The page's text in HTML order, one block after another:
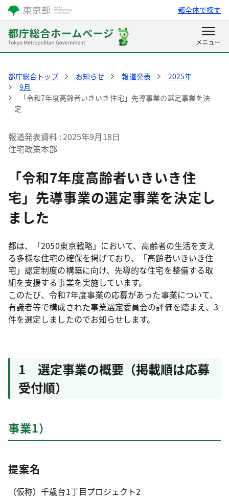
都全体で探す
都庁総合トップ お知らせ 報道発表
2025年
9月
「令和7年度高齢者いきいき住宅」先導事業の選定事業を決
定
報道発表資料 2025年9月18日
住宅政策本部
「令和7年度高齢者いきいき住
宅」先導事業の選定事業を決定し
ました
都は、「2050東京戦略」において、高齢者の生活を支え
る多様な住宅の確保を掲げており、「高齢者いきいき住
宅」認定制度の構築に向け、先導的な住宅を整備する取
組を支援する事業を実施しています。
このたび、令和7年度事業の応募があった事業について、
有識者等で構成された事業選定委員会の評価を踏まえ、3
件を選定しましたのでお知らせします。
1 選定事業の概要（掲載順は応募
受付順）
事業1）
提案名
（仮称）千歳台1丁目プロジェクト2